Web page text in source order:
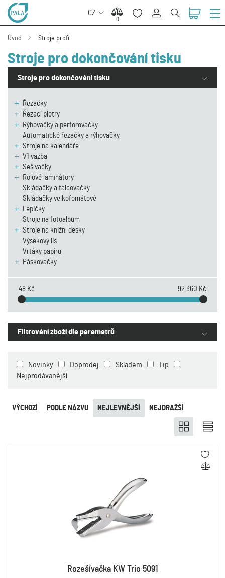
CZ
0
0
Úvod Stroje profi
Stroje pro dokončování tisku
Stroje pro dokončování tisku
Řezačky
Řezací plotry
Rýhovačky a perforovačky
Automatické řezačky a rýhovačky
Stroje na kalendáře
V1 vazba
Sešívačky
Rolové laminátory
Skládačky a falcovačky
Skládačky velkofomátové
Lepičky
Stroje na fotoalbum
Stroje na knižní desky
Výsekový lis
Vrtáky papíru
Páskovačky
48 Kč 92 360 Kč
Filtrování zboží dle parametrů
Novinky Doprodej Skladem
Tip
Nejprodávanější
NEJLEVNĚJŠÍ NEJDRAŽŠÍ
PODLE NÁZVU
VÝCHOZÍ
Rozešívačka KW Trio 5091